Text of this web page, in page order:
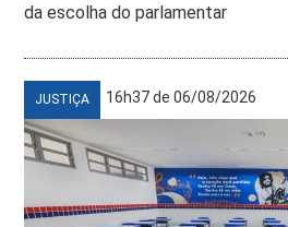
da escolha do parlamentar
JUSTIÇA 16h37 de 06/08/2026